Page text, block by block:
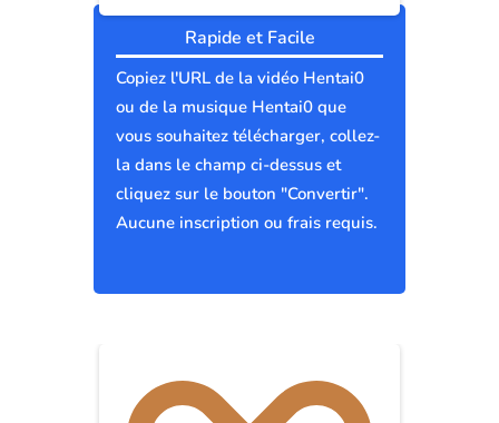
Rapide et Facile
Copiez l'URL de la vidéo Hentai0
ou de la musique Hentai0 que
vous souhaitez télécharger, collez-
la dans le champ ci-dessus et
cliquez sur le bouton "Convertir".
Aucune inscription ou frais requis.